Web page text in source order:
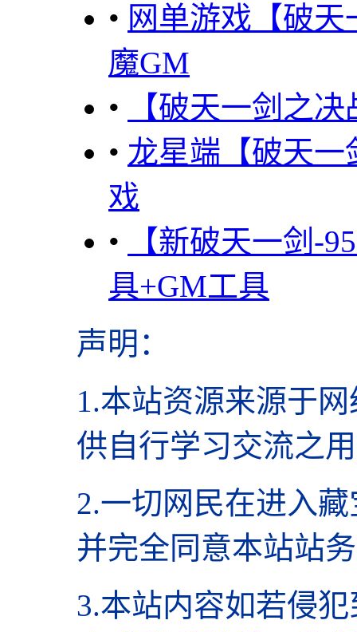
• 网单游戏【破
魔GM
•
【破天一剑之
• 龙星端【破天
戏
•
【新破天一剑-
具+GM工具
声明 ：
1.本站资源来源于
供自行学习交流之
2.一切网民在进入
并完全同意本站站
3.本站内容如若侵